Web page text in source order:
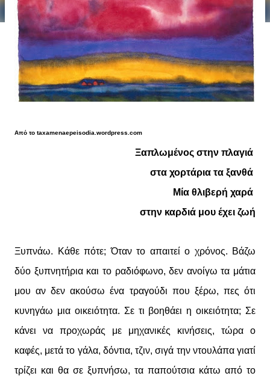
Από το taxamenaepeisodia.wordpress.com
Ξαπλωμένος στην πλαγιά
στα χορτάρια τα ξανθά
Μία θλιβερή χαρά
στην καρδιά μου έχει ζωή
Ξυπνάω. Κάθε πότε; Όταν το απαιτεί ο χρόνος. Βάζω
δύο ξυπνητήρια και το ραδιόφωνο, δεν ανοίγω τα μάτια
μου αν δεν ακούσω ένα τραγούδι που ξέρω, πες ότι
κυνηγάω μια οικειότητα. Σε τι βοηθάει η οικειότητα; Σε
κάνει να προχωράς με μηχανικές κινήσεις, τώρα ο
καφές, μετά το γάλα, δόντια, τζιν, σιγά την ντουλάπα γιατί
τρίζει και θα σε ξυπνήσω, τα παπούτσια κάτω από το